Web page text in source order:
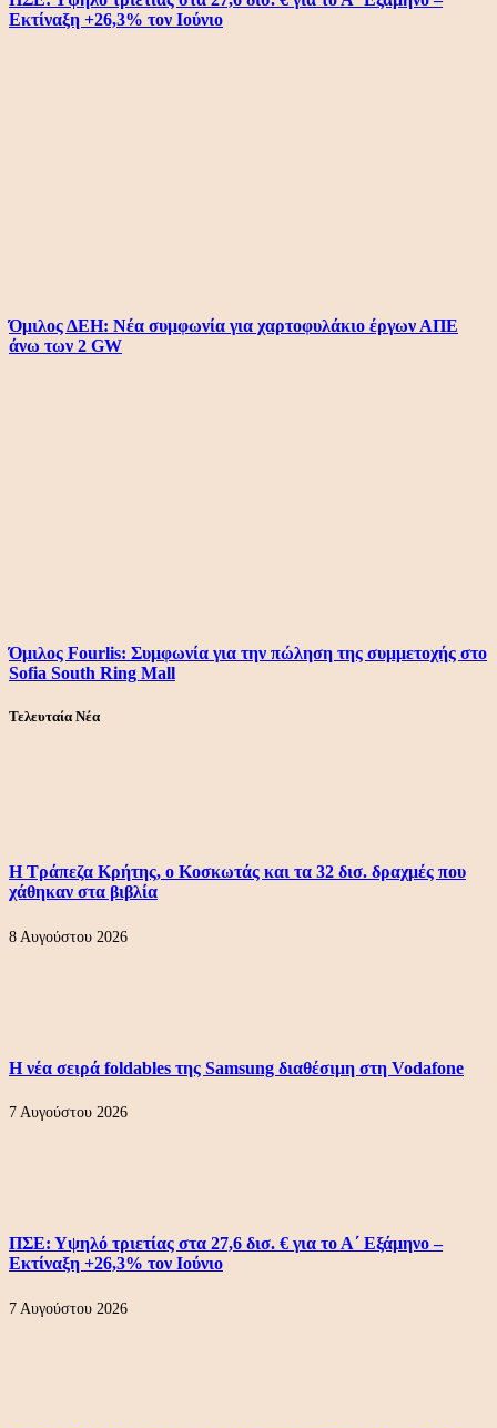
Εκτίναξη +26,3% τον Ιούνιο
Όμιλος ΔΕΗ: Νέα συμφωνία για χαρτοφυλάκιο έργων ΑΠΕ
άνω των 2 GW
Όμιλος Fourlis: Συμφωνία για την πώληση της συμμετοχής στο
Sofia South Ring Mall
Τελευταία Νέα
Η Τράπεζα Κρήτης, ο Κοσκωτάς και τα 32 δισ. δραχμές που
χάθηκαν στα βιβλία
8 Αυγούστου 2026
Η νέα σειρά foldables της Samsung διαθέσιμη στη Vodafone
7 Αυγούστου 2026
ΠΣΕ: Υψηλό τριετίας στα 27,6 δισ. € για το Α΄ Εξάμηνο –
Εκτίναξη +26,3% τον Ιούνιο
7 Αυγούστου 2026